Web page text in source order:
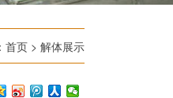
首页 > 解体展示